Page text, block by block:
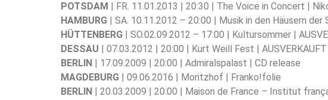
POTSDAM
| FR. 11.01.2013 | 20:30 | The Voice in Concert |
HAMBURG | SA. 10.11.2012 – 20:00 | Musik in den Häusern der
HÜTTENBERG | SO.02.09.2012 – 17:00 | Kultursommer |
DESSAU | 07.03.2012 | 20:00 | Kurt Weill Fest | AUSVERKAUFT
BERLIN
| 17.09.2009 | 20:00 | Admiralspalast | CD release
MAGDEBURG | 09.06.2016 | Moritzhof | Franko!folie
BERLIN
| 20.03.2009 | 20:00 | Maison de France – Institut